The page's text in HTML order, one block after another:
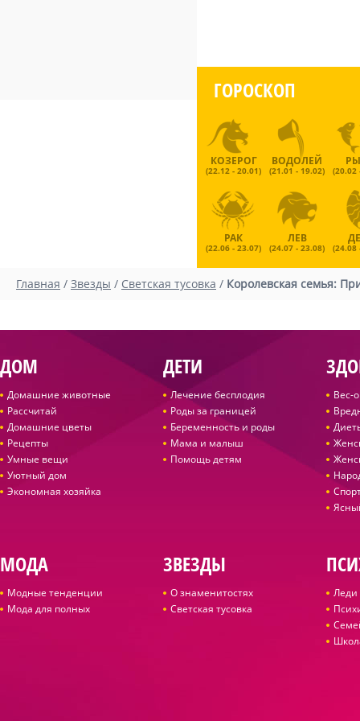
ГОРОСКОП
КОЗЕРОГ
(22.12 - 20.01)
ВОДОЛЕЙ
(21.01 - 19.02) (20.02
РАК
(22.06 - 23.07)
ЛЕВ
(24.07 - 23.08) (24.08
Главная / Звезды / Светская тусовка / Королевская семья:
ДОМ
Домашние животные
Рассчитай
Домашние цветы
Рецепты
Умные вещи
Уютный дом
Экономная хозяйка
ДЕТИ
Лечение бесплодия
Роды за границей
Беременность и роды
Мама и малыш
Помощь детям
Вес-
МОДА
Модные тенденции
Мода для полных
ЗВЕЗДЫ
О знаменитостях
Светская тусовка
Леди